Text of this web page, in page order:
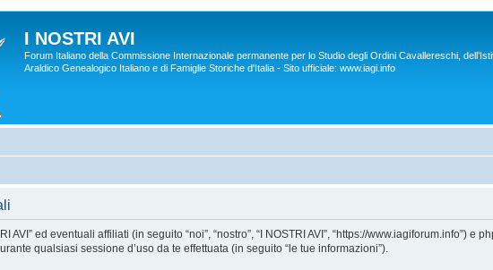
I NOSTRI AVI
Forum Italiano della Commissione Internazionale permanente per lo Studio degli Ordini Cavallereschi,
Araldico Genealogico Italiano e di Famiglie Storiche d'Italia - Sito ufficiale: www.iagi.info
ed eventuali affiliati (in seguito “noi”, “nostro”, “I NOSTRI AVI”, “https://www.iagiforum.info”) e
qualsiasi sessione d’uso da te effettuata (in seguito “le tue informazioni”).